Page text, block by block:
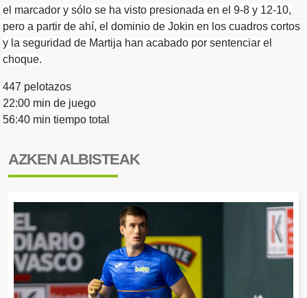
el marcador y sólo se ha visto presionada en el 9-8 y 12-10,
pero a partir de ahí, el dominio de Jokin en los cuadros cortos
y la seguridad de Martija han acabado por sentenciar el
choque.
447 pelotazos
22:00 min de juego
56:40 min tiempo total
AZKEN ALBISTEAK